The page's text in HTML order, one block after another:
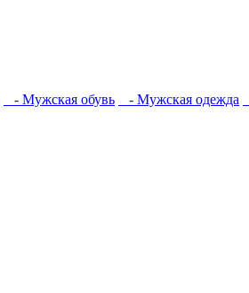
- Мужская обувь - Мужская одежда